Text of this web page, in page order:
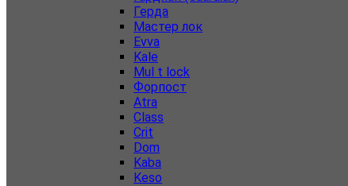
Герда
Мастер лок
Evva
Kale
Mul t lock
Форпост
Atra
Class
Crit
Dom
Kaba
Keso